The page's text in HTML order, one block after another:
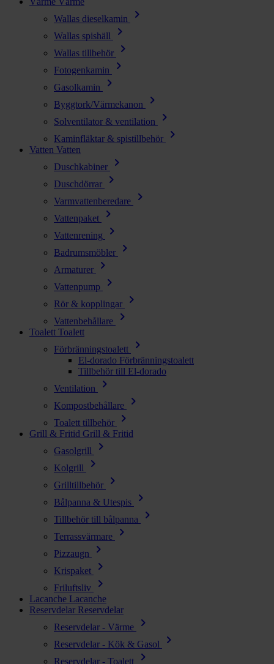
Wallas dieselkamin
chevron_right
Wallas spishäll chevron_right
Wallas tillbehör chevron_right
Fotogenkamin chevron_right
Gasolkamin chevron_right
Byggtork/Värmekanon chevron_right
Solventilator & ventilation chevron_right
Kaminfläktar & spistillbehör chevron_right
Vatten Vatten
Duschkabiner
chevron_right
Duschdörrar chevron_right
Varmvattenberedare chevron_right
Vattenpaket chevron_right
Vattenrening chevron_right
Badrumsmöbler chevron_right
Armaturer chevron_right
Vattenpump chevron_right
Rör & kopplingar chevron_right
Vattenbehållare chevron_right
Toalett Toalett
Förbränningstoalett
chevron_right
El-dorado Förbränningstoalett
Tillbehör till El-dorado
Ventilation
chevron_right
Kompostbehållare chevron_right
Toalett tillbehör chevron_right
Grill & Fritid Grill & Fritid
Gasolgrill
chevron_right
Kolgrill chevron_right
Grilltillbehör chevron_right
Bålpanna & Utespis chevron_right
Tillbehör till bålpanna chevron_right
Terrassvärmare chevron_right
Pizzaugn chevron_right
Krispaket chevron_right
Friluftsliv chevron_right
Lacanche Lacanche
Reservdelar Reservdelar
Reservdelar - Värme
chevron_right
Reservdelar - Kök & Gasol chevron_right
Reservdelar - Toalett chevron_right